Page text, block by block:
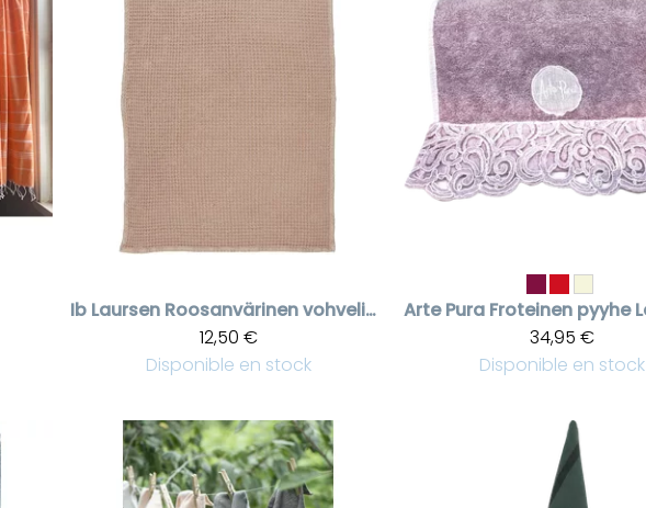
Ib Laursen
Roosanvärinen vohvelipyyhe 50 * 70 cm
12,50 €
Disponible en stock
Arte Pura
34,95 €
Disponible en stock